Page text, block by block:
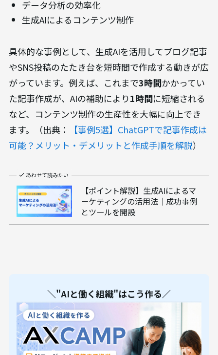
データ分析の効率化
生成AIによるコンテンツ制作
具体的な事例として、生成AIを活用してブログ記事
やSNS投稿のたたき台を短時間で作成する動きが広
がっています。例えば、これまで3時間かかってい
た記事作成が、AIの補助により1時間に短縮される
など、コンテンツ制作の生産性を大幅に向上でき
ます。（出典：
【事例5選】ChatGPTで記事作成は
可能？メリット・デメリットと作成手順を解説）
あわせて読みたい
【ポイント解説】生成AIによるマ
ーケティングの活用法｜成功事例
とツールを開設
＼"AIと働く組織"はこう作る／